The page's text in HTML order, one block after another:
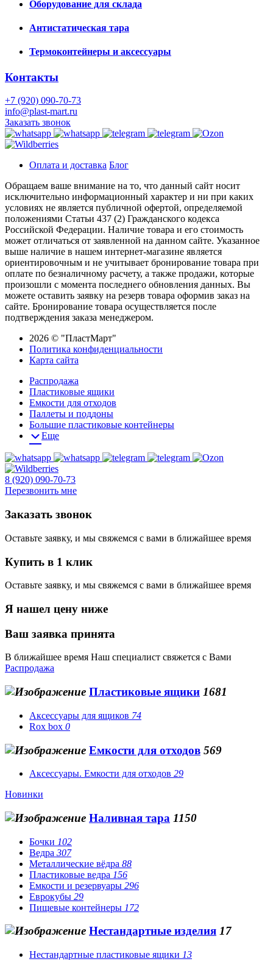
Оборудование для склада
Антистатическая тара
Термоконтейнеры и аксессуары
Контакты
+7 (920) 090-70-73
info@plast-mart.ru
Заказать звонок
Оплата и доставка Блог
Обращаем ваше внимание на то, что данный сайт носит
исключительно информационный характер и ни при каких
условиях не является публичной офертой, определяемой
положениями Статьи 437 (2) Гражданского кодекса
Российской Федерации. Наличие товара и его стоимость
может отличаться от заявленной на данном сайте. Указанное
выше наличие в нашем интернет-магазине является
ориентировочным и не учитывает бронирование товара при
оплате по безналичному расчету, а также продажи, которые
произошли с момента последнего обновления данных. Вы
можете оставить заявку на резерв товара оформив заказ на
сайте. Бронирование товара осуществляется после
подтверждения заказа менеджером.
2026 © "ПластМарт"
Политика конфиденциальности
Карта сайта
Распродажа
Пластиковые ящики
Емкости для отходов
Паллеты и поддоны
Большие пластиковые контейнеры
Еще
8 (920) 090-70-73
Перезвонить мне
Заказать звонок
Оставьте заявку, и мы свяжемся с вами в ближайшее время
Купить в 1 клик
Оставьте заявку, и мы свяжемся с вами в ближайшее время
Я нашел цену ниже
Ваш заявка принята
В ближайшее время Наш специалист свяжется с Вами
Распродажа
Пластиковые ящики 1681
Аксессуары для ящиков 74
Rox box 0
Емкости для отходов 569
Аксессуары. Емкости для отходов 29
Новинки
Наливная тара 1150
Бочки 102
Ведра 307
Металлические вёдра 88
Пластиковые ведра 156
Емкости и резервуары 296
Еврокубы 29
Пищевые контейнеры 172
Нестандартные изделия 17
Нестандартные пластиковые ящики 13